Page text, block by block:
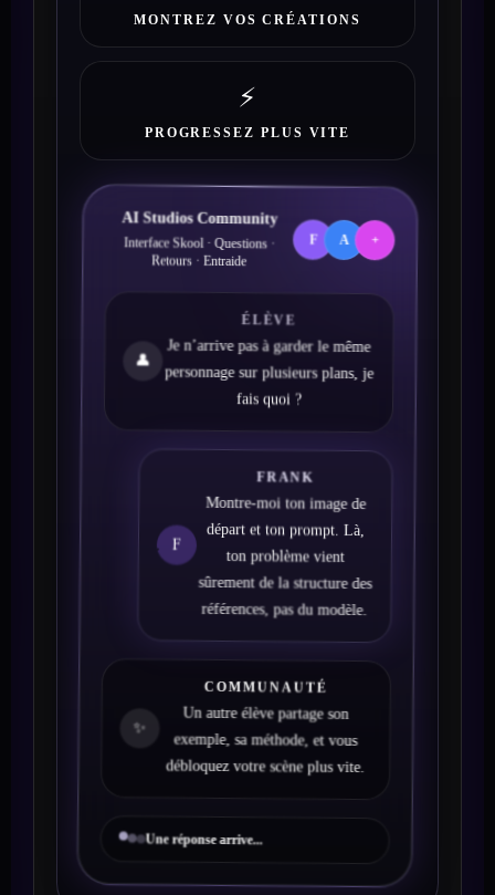
MONTREZ VOS CRÉATIONS
⚡
PROGRESSEZ PLUS VITE
AI Studios Community
Interface Skool · Questions ·
Retours · Entraide
F A +
👤
ÉLÈVE
Je n’arrive pas à garder le même
personnage sur plusieurs plans, je
fais quoi ?
F
FRANK
Montre-moi ton image de
départ et ton prompt. Là,
ton problème vient
sûrement de la structure des
références, pas du modèle.
✨
COMMUNAUTÉ
Un autre élève partage son
exemple, sa méthode, et vous
débloquez votre scène plus vite.
Une réponse arrive...